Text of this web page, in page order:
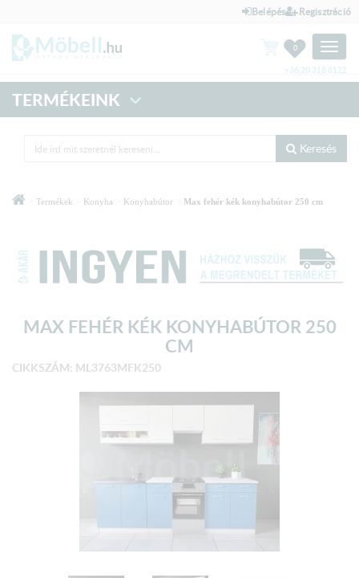
Belépés Regisztráció
Toggle
0
+36 20 318 8122
TERMÉKEINK
Keresés
Termékek Konyha Konyhabútor Max fehér kék konyhabútor 250 cm
MAX FEHÉR KÉK KONYHABÚTOR 250
CM
CIKKSZÁM: ML3763MFK250